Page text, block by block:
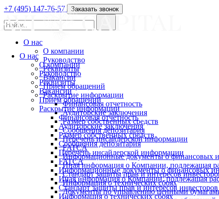
О нас
О компании
Руководство
Реквизиты
Вакансии
Прием обращений
Раскрытие информации
Финансовая отчетность
Аудиторские заключения
Размер собственных средств
Сообщения депозитария
Перечень инсайдерской информации
FATCA
Информационные документы о финансовых
Иная информация о Компании, подлежащая
Стандарт защиты прав и интересов инвесторов
Информация о технических сбоях
+7 (495) 147-76-57 Заказать звонок
О нас
О компании
Руководство
Реквизиты
Вакансии
Прием обращений
Раскрытие информации
Финансовая отчетность
Аудиторские заключения
Размер собственных средств
Сообщения депозитария
Перечень инсайдерской информации
FATCA
Информационные документы о финансовых
Иная информация о Компании, подлежащая
Стандарт защиты прав и интересов
Информация о технических сбоях
Документы по управлению ценными